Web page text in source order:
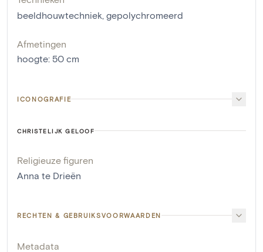
beeldhouwtechniek gepolychromeerd
Afmetingen
hoogte: 50 cm
ICONOGRAFIE
CHRISTELIJK GELOOF
Religieuze figuren
Anna te Drieën
RECHTEN & GEBRUIKSVOORWAARDEN
Metadata